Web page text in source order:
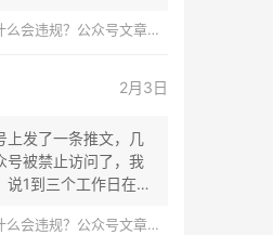
？公众号文章怎么检测是否违规？
2月3日
上发了一条推文，几
号被禁止访问了，我
说1到三个工作日在微
？公众号文章怎么检测是否违规？